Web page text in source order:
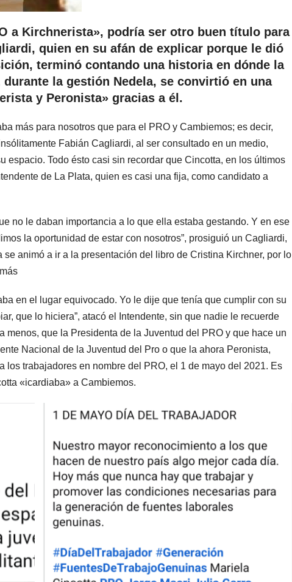
a Kirchnerista», podría ser otro buen título para
quien en su afán de explicar porque le dió
terminó contando una historia en dónde la
la gestión Nedela, se convirtió en una
y Peronista» gracias a él.
más para nosotros que para el PRO y Cambiemos; es decir,
Fabián Cagliardi, al ser consultado en un medio,
espacio. Todo ésto casi sin recordar que Cincotta, en los últimos
de La Plata, quien es casi una fija, como candidato a
no le daban importancia a lo que ella estaba gestando. Y en ese
la oportunidad de estar con nosotros”, prosiguió un Cagliardi,
animó a ir a la presentación del libro de Cristina Kirchner, por lo
en el lugar equivocado. Yo le dije que tenía que cumplir con su
que lo hiciera”, atacó el Intendente, sin que nadie le recuerde
menos, que la Presidenta de la Juventud del PRO y que hace un
Nacional de la Juventud del Pro o que la ahora Peronista,
trabajadores en nombre del PRO, el 1 de mayo del 2021. Es
«icardiaba» a Cambiemos.